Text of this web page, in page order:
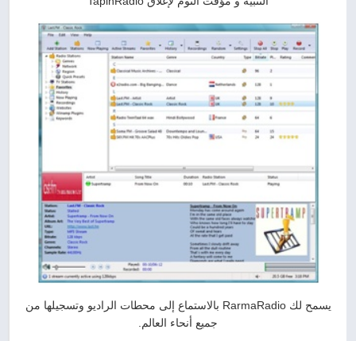
يسمح لك RarmaRadio بالاستماع إلى محطات الراديو وتسجيلها من
جميع أنحاء العالم.